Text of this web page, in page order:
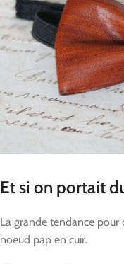
Et si on portait
La grande tendance pour
noeud pap en cuir.